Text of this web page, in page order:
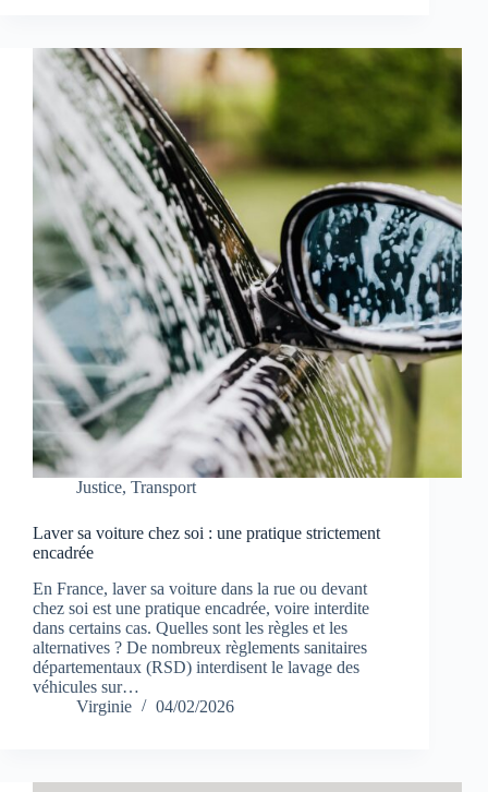
Justice, Transport
Laver sa voiture chez soi : une pratique strictement
encadrée
En France, laver sa voiture dans la rue ou devant
chez soi est une pratique encadrée, voire interdite
dans certains cas. Quelles sont les règles et les
alternatives ? De nombreux règlements sanitaires
départementaux (RSD) interdisent le lavage des
véhicules sur…
Virginie
04/02/2026